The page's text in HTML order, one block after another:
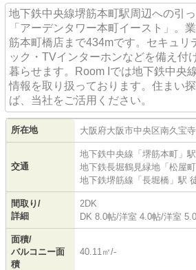
地下鉄中央線堺筋本町駅周辺への引
「アーデンタワー本町イースト」。
筋本町橋店まで434mです。セキュリ
ック・TVインターホンなどを備え付
暮らせます。Room Iでは地下鉄中央
情報を取り扱っております。住まい
ば、当社をご活用ください。
所在地 大阪府大阪市中央区南久宝
交通
地下鉄中央線 「 堺筋本町 」
地下鉄長堀鶴見緑地 「 松屋町
地下鉄堺筋線 「 長堀橋 」駅
間取り/
詳細
2DK
DK 8.0帖/洋室 4.0帖/洋室
面積/
バルコニー面
積
40.11㎡/-